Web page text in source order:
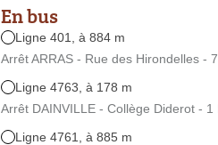
En bus
Ligne 401, à 884 m
Arrêt ARRAS - Rue des Hirondelles -
Ligne 4763, à 178 m
Arrêt DAINVILLE - Collège Diderot - 1
Ligne 4761, à 885 m